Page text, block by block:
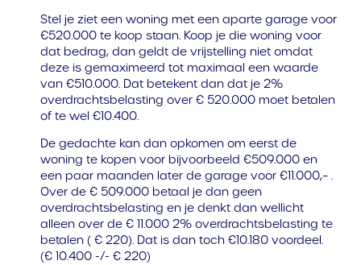
Stel je ziet een woning met een aparte garage voor
€520.000 te koop staan. Koop je die woning voor
dat bedrag, dan geldt de vrijstelling niet omdat
deze is gemaximeerd tot maximaal een waarde
van €510.000. Dat betekent dan dat je 2%
overdrachtsbelasting over € 520.000 moet betalen
of te wel €10.400.
De gedachte kan dan opkomen om eerst de
woning te kopen voor bijvoorbeeld €509.000 en
een paar maanden later de garage voor €11.000,– .
Over de € 509.000 betaal je dan geen
overdrachtsbelasting en je denkt dan wellicht
alleen over de € 11.000 2% overdrachtsbelasting te
betalen ( € 220). Dat is dan toch €10.180 voordeel.
(€ 10.400 -/- € 220)